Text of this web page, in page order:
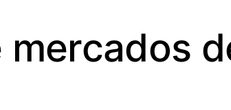
mercados